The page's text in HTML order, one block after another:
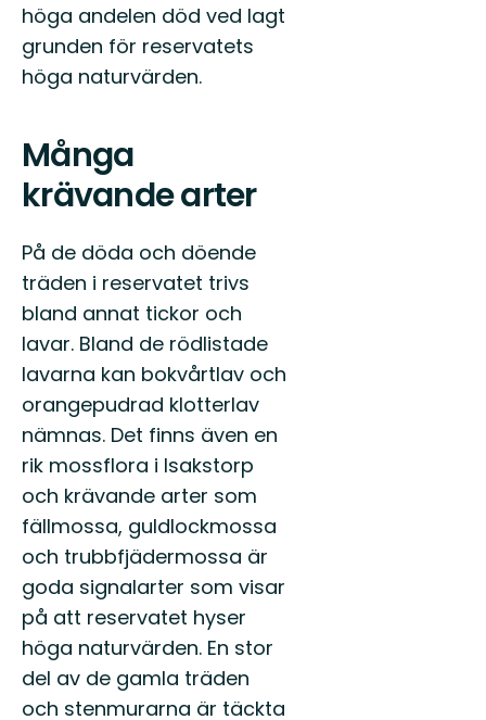
höga andelen död ved lagt
grunden för reservatets
höga naturvärden.
Många
krävande arter
På de döda och döende
träden i reservatet trivs
bland annat tickor och
lavar. Bland de rödlistade
lavarna kan bokvårtlav och
orangepudrad klotterlav
nämnas. Det finns även en
rik mossflora i Isakstorp
och krävande arter som
fällmossa, guldlockmossa
och trubbfjädermossa är
goda signalarter som visar
på att reservatet hyser
höga naturvärden. En stor
del av de gamla träden
och stenmurarna är täckta